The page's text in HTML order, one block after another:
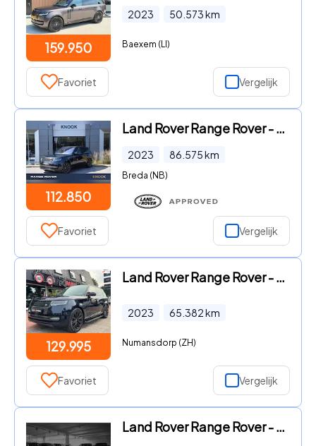
159.950
2023 50.573km
Baexem (LI)
Favoriet Vergelijk
112.850
Land Rover Range Rover - P440e HSE PHEV
2023 86.575km
Breda (NB)
Favoriet Vergelijk
129.995
Land Rover Range Rover - P550e SV AutoBiography | Denkbare Opties Aanwezig
2023 65.382km
Numansdorp (ZH)
Favoriet Vergelijk
Land Rover Range Rover - 3.0 P510e Autobiography PHEV 23" | TOWBAR | REAR SEAT ENTERT